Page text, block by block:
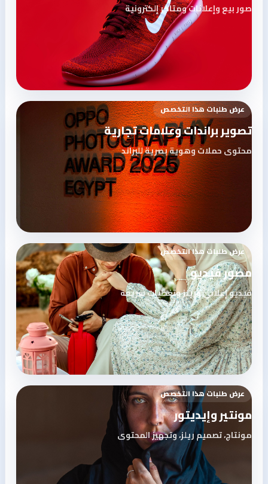
صور بيع وإعلانات ومتاجر إلكترونية
عرض طلبات هذا التخصص
تصوير براندات وعلامات تجارية
محتوى حملات وهوية بصرية للبراند
عرض طلبات هذا التخصص
مصور فيديو
فيديو إعلاني وريلز وتغطيات سريعة
عرض طلبات هذا التخصص
مونتير وإيديتور
مونتاج، تصميم ريلز، وتجهيز المحتوى